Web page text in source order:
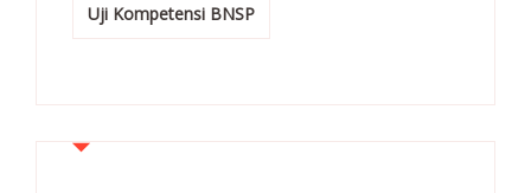
Uji Kompetensi BNSP